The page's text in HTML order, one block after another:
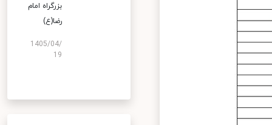
بزرگراه امام
رضا(ع)
1405/04/
19